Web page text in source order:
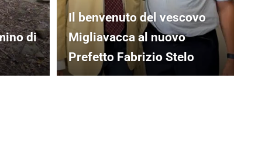
di
Il benvenuto del vescovo
Migliavacca al nuovo
Prefetto Fabrizio Stelo